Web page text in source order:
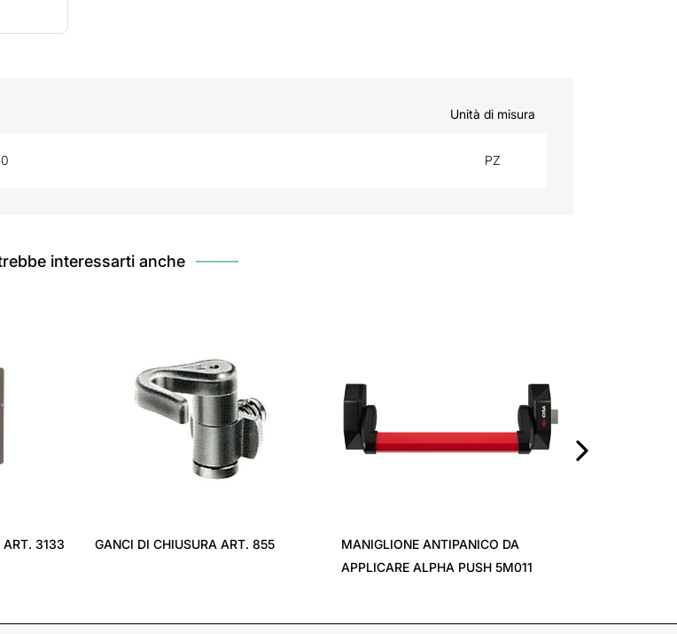
Unità di misura
PZ
interessarti anche
ART. 3133 GANCI DI CHIUSURA ART. 855
MANIGLIONE ANTIPANICO DA
APPLICARE ALPHA PUSH 5M011